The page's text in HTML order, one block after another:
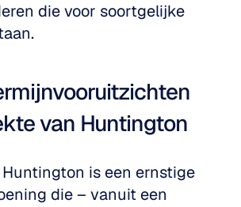
die voor soortgelijke
van Huntington
is een ernstige